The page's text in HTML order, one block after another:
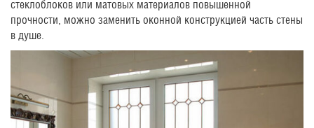
стеклоблоков или матовых материалов повышенной
прочности, можно заменить оконной конструкцией часть стены
в душе.